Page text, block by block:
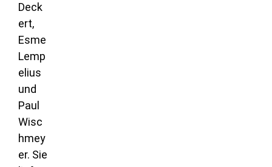
Deck
ert,
Esme
Lemp
elius
und
Paul
Wisc
hmey
er. Sie